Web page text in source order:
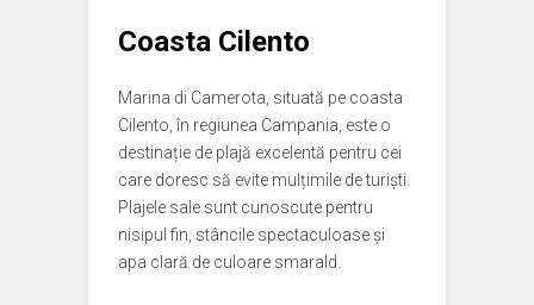
Coasta Cilento
Marina di Camerota, situată pe coasta
Cilento, în regiunea Campania, este o
destinație de plajă excelentă pentru cei
care doresc să evite mulțimile de turiști.
Plajele sale sunt cunoscute pentru
nisipul fin, stâncile spectaculoase și
apa clară de culoare smarald.